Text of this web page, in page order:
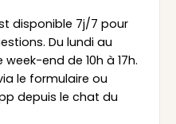
disponible 7j/7 pour
Du lundi au
end de 10h à 17h.
le formulaire ou
depuis le chat du